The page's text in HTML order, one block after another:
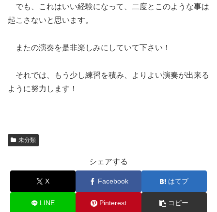
でも、これはいい経験になって、二度とこのような事は
起こさないと思います。
またの演奏を是非楽しみにしていて下さい！
それでは、もう少し練習を積み、よりよい演奏が出来る
ように努力します！
未分類
シェアする
X Facebook はてブ
LINE Pinterest コピー